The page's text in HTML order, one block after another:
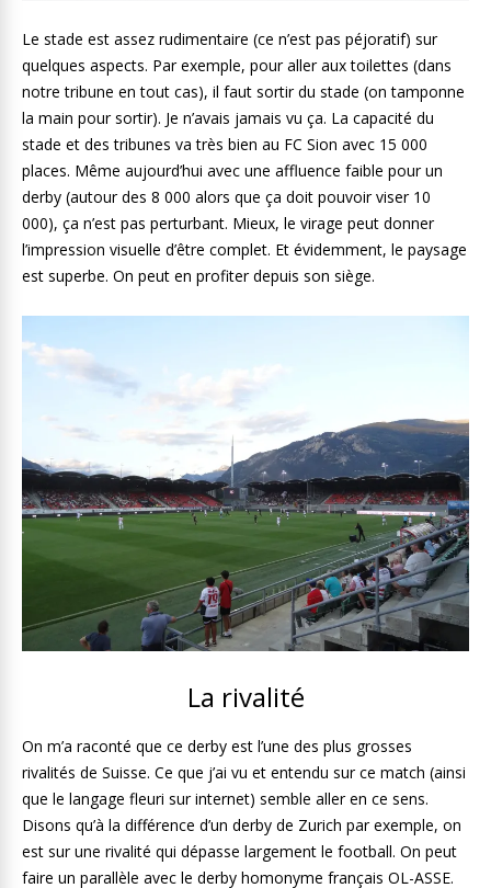
Le stade est assez rudimentaire (ce n’est pas péjoratif) sur
quelques aspects. Par exemple, pour aller aux toilettes (dans
notre tribune en tout cas), il faut sortir du stade (on tamponne
la main pour sortir). Je n’avais jamais vu ça. La capacité du
stade et des tribunes va très bien au FC Sion avec 15 000
places. Même aujourd’hui avec une affluence faible pour un
derby (autour des 8 000 alors que ça doit pouvoir viser 10
000), ça n’est pas perturbant. Mieux, le virage peut donner
l’impression visuelle d’être complet. Et évidemment, le paysage
est superbe. On peut en profiter depuis son siège.
La rivalité
On m’a raconté que ce derby est l’une des plus grosses
rivalités de Suisse. Ce que j’ai vu et entendu sur ce match (ainsi
que le langage fleuri sur internet) semble aller en ce sens.
Disons qu’à la différence d’un derby de Zurich par exemple, on
est sur une rivalité qui dépasse largement le football. On peut
faire un parallèle avec le derby homonyme français OL-ASSE.